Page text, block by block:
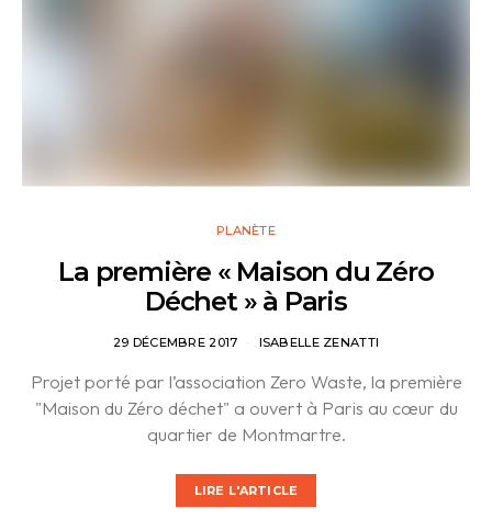
PLANÈTE
La première « Maison du Zéro
Déchet » à Paris
29 DÉCEMBRE 2017 ISABELLE ZENATTI
Projet porté par l’association Zero Waste, la première
"Maison du Zéro déchet" a ouvert à Paris au cœur du
quartier de Montmartre.
LIRE L'ARTICLE